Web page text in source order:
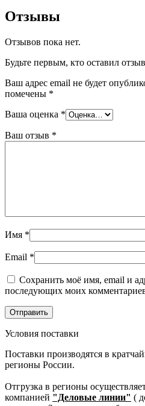
Отзывы
Отзывов пока нет.
Будьте первым, кто оставил
Ваш адрес email не будет
помечены *
Ваша оценка *
Ваш отзыв *
Имя *
Email *
Сохранить моё имя, email и
последующих моих
Условия поставки
Поставки производятся в
регионы России.
Отгрузка в регионы
компанией "Деловые линии" (